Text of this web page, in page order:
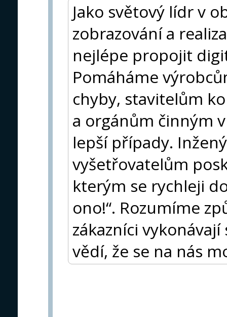
Jako světový lídr v
zobrazování a
nejlépe propojit
Pomáháme
chyby, stavitelům
a orgánům činným
lepší případy.
vyšetřovatelům
kterým se rychleji
ono!“. Rozumíme
zákazníci
vědí, že se na nás